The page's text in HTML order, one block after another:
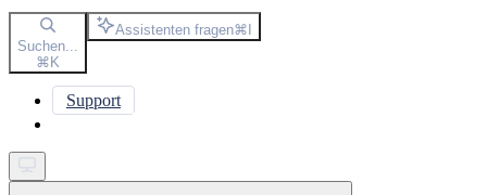
Suchen...
⌘K
Assistenten fragen⌘I
Support